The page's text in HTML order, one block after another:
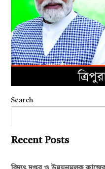
Search
Recent Posts